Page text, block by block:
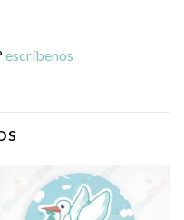
escríbenos